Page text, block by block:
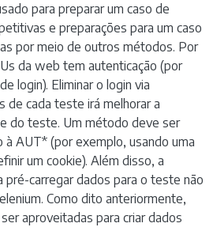
para preparar um caso de
e preparações para um caso
por meio de outros métodos. Por
da web tem autenticação (por
login). Eliminar o login via
de cada teste irá melhorar a
do teste. Um método deve ser
à AUT* (por exemplo, usando uma
um cookie). Além disso, a
pré-carregar dados para o teste não
Como dito anteriormente,
aproveitadas para criar dados